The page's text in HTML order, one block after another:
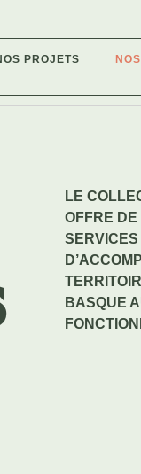
PROJETS
LE
OFFRE DE
BASQUE